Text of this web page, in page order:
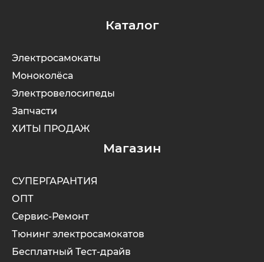
Каталог
Электросамокаты
Моноколёса
Электровелосипеды
Запчасти
ХИТЫ ПРОДАЖ
Магазин
СУПЕРГАРАНТИЯ
ОПТ
Сервис-Ремонт
Тюнинг электросамокатов
Бесплатный Тест-драйв